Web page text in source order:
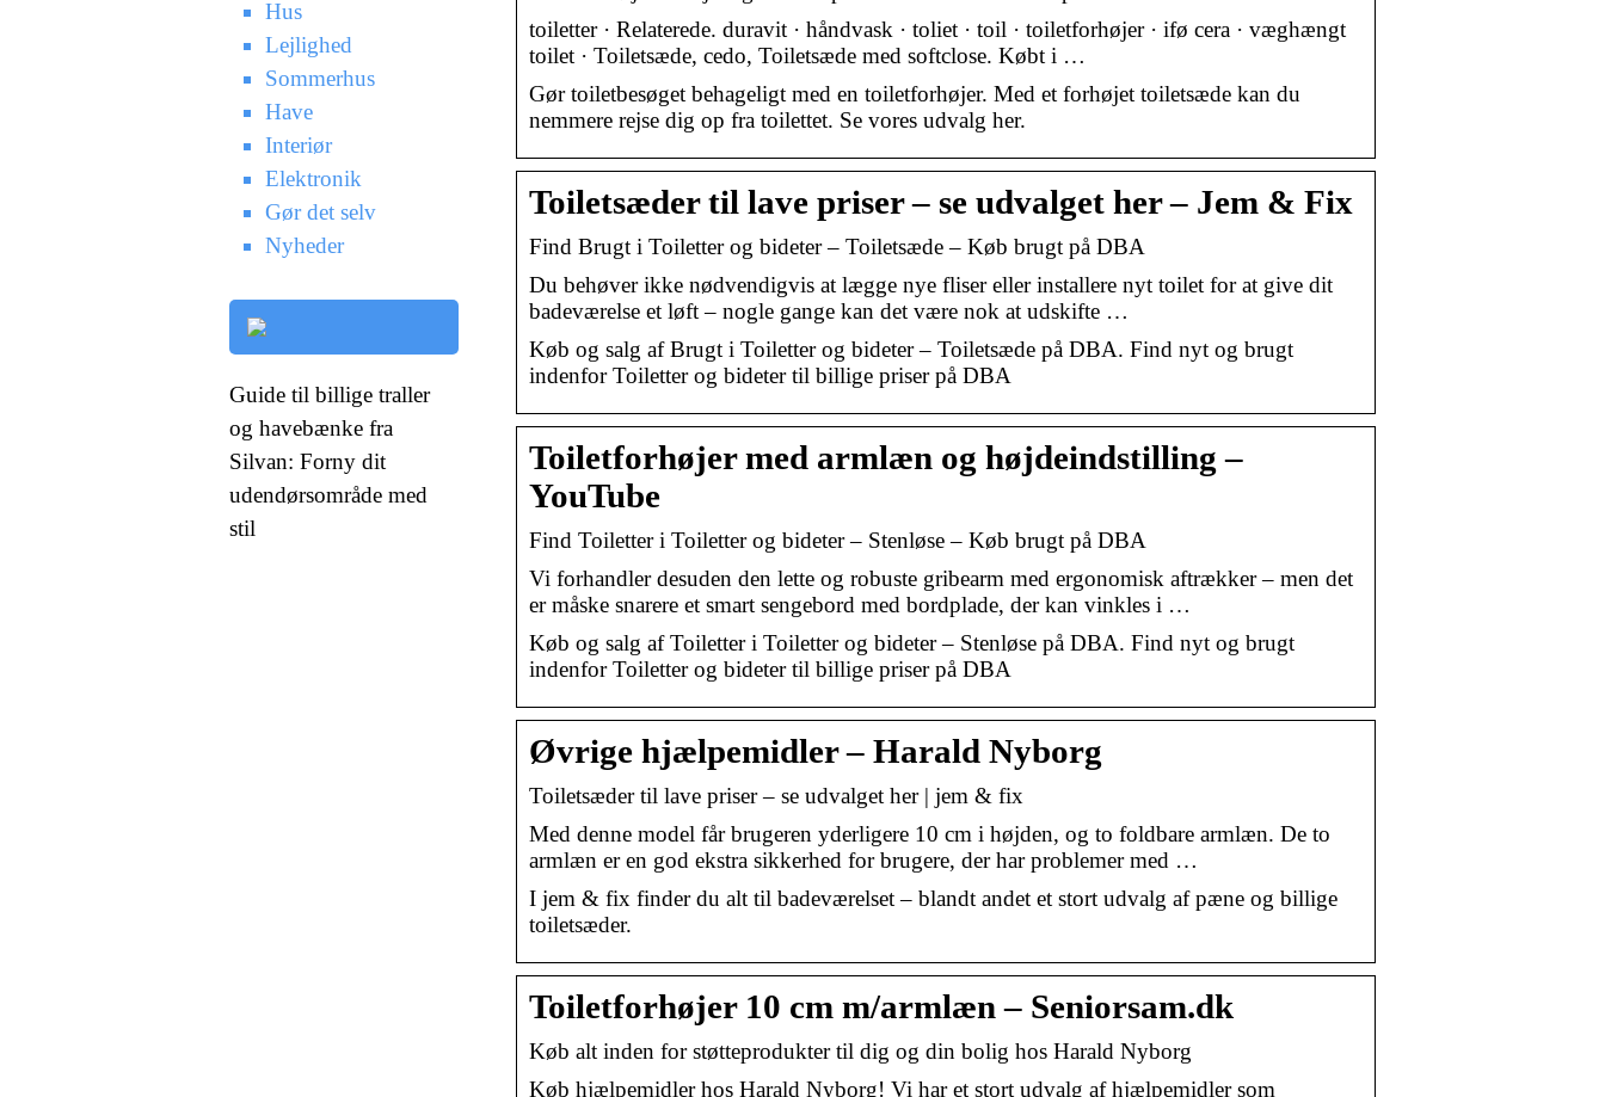
toiletter · Relaterede. duravit · håndvask · toliet · toil · toiletforhøjer · ifø cera · væghængt
toilet · Toiletsæde, cedo, Toiletsæde med softclose. Købt i …
Gør toiletbesøget behageligt med en toiletforhøjer. Med et forhøjet toiletsæde kan du
nemmere rejse dig op fra toilettet. Se vores udvalg her.
Toiletsæder til lave priser – se udvalget her – Jem & Fix
Find Brugt i Toiletter og bideter – Toiletsæde – Køb brugt på DBA
Du behøver ikke nødvendigvis at lægge nye fliser eller installere nyt toilet for at give dit
badeværelse et løft – nogle gange kan det være nok at udskifte …
Køb og salg af Brugt i Toiletter og bideter – Toiletsæde på DBA. Find nyt og brugt
indenfor Toiletter og bideter til billige priser på DBA
Toiletforhøjer med armlæn og højdeindstilling –
YouTube
Find Toiletter i Toiletter og bideter – Stenløse – Køb brugt på DBA
Vi forhandler desuden den lette og robuste gribearm med ergonomisk aftrækker – men det
er måske snarere et smart sengebord med bordplade, der kan vinkles i …
Køb og salg af Toiletter i Toiletter og bideter – Stenløse på DBA. Find nyt og brugt
indenfor Toiletter og bideter til billige priser på DBA
Øvrige hjælpemidler – Harald Nyborg
Toiletsæder til lave priser – se udvalget her | jem & fix
Med denne model får brugeren yderligere 10 cm i højden, og to foldbare armlæn. De to
armlæn er en god ekstra sikkerhed for brugere, der har problemer med …
I jem & fix finder du alt til badeværelset – blandt andet et stort udvalg af pæne og billige
toiletsæder.
Toiletforhøjer 10 cm m/armlæn – Seniorsam.dk
Køb alt inden for støtteprodukter til dig og din bolig hos Harald Nyborg
Køb hjælpemidler hos Harald Nyborg! Vi har et stort udvalg af hjælpemidler som
Hus
Lejlighed
Sommerhus
Have
Interiør
Elektronik
Gør det selv
Nyheder
Guide til billige traller
og havebænke fra
Silvan: Forny dit
udendørsområde med
stil